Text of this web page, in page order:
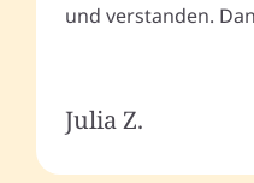
und verstanden.
Julia Z.